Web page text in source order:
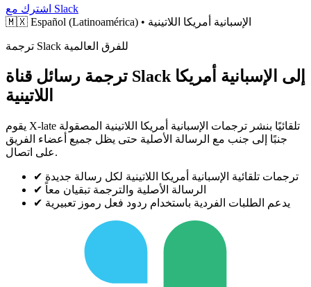
اشترك مع Slack
🇲🇽
Español (Latinoamérica) • الإسبانية أمريكا اللاتينية
ترجمة Slack للفرق العالمية
ترجمة رسائل قناة Slack إلى الإسبانية أمريكا
اللاتينية
يقوم X-late تلقائيًا بنشر ترجمات الإسبانية أمريكا اللاتينية المصقولة
جنبًا إلى جنب مع الرسالة الأصلية حتى يظل جميع أعضاء الفريق
على اتصال.
✔ ترجمات تلقائية الإسبانية أمريكا اللاتينية لكل رسالة جديدة
✔ الرسالة الأصلية والترجمة تبقيان معاً
✔ يدعم الطلبات الفردية باستخدام ردود فعل رموز تعبيرية